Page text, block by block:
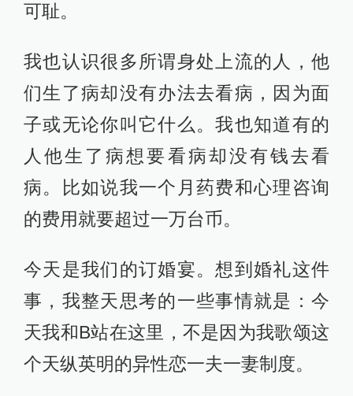
可耻。
我也认识很多所谓身处上流的人，他
们生了病却没有办法去看病，因为面
子或无论你叫它什么。我也知道有的
人他生了病想要看病却没有钱去看
病。比如说我一个月药费和心理咨询
的费用就要超过一万台币。
今天是我们的订婚宴。想到婚礼这件
事，我整天思考的一些事情就是：今
天我和B站在这里，不是因为我歌颂这
个天纵英明的异性恋一夫一妻制度。